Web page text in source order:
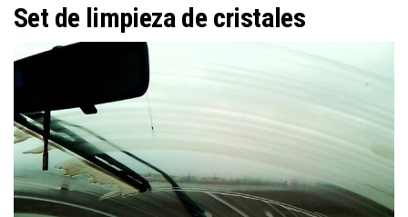
Set de limpieza de cristales